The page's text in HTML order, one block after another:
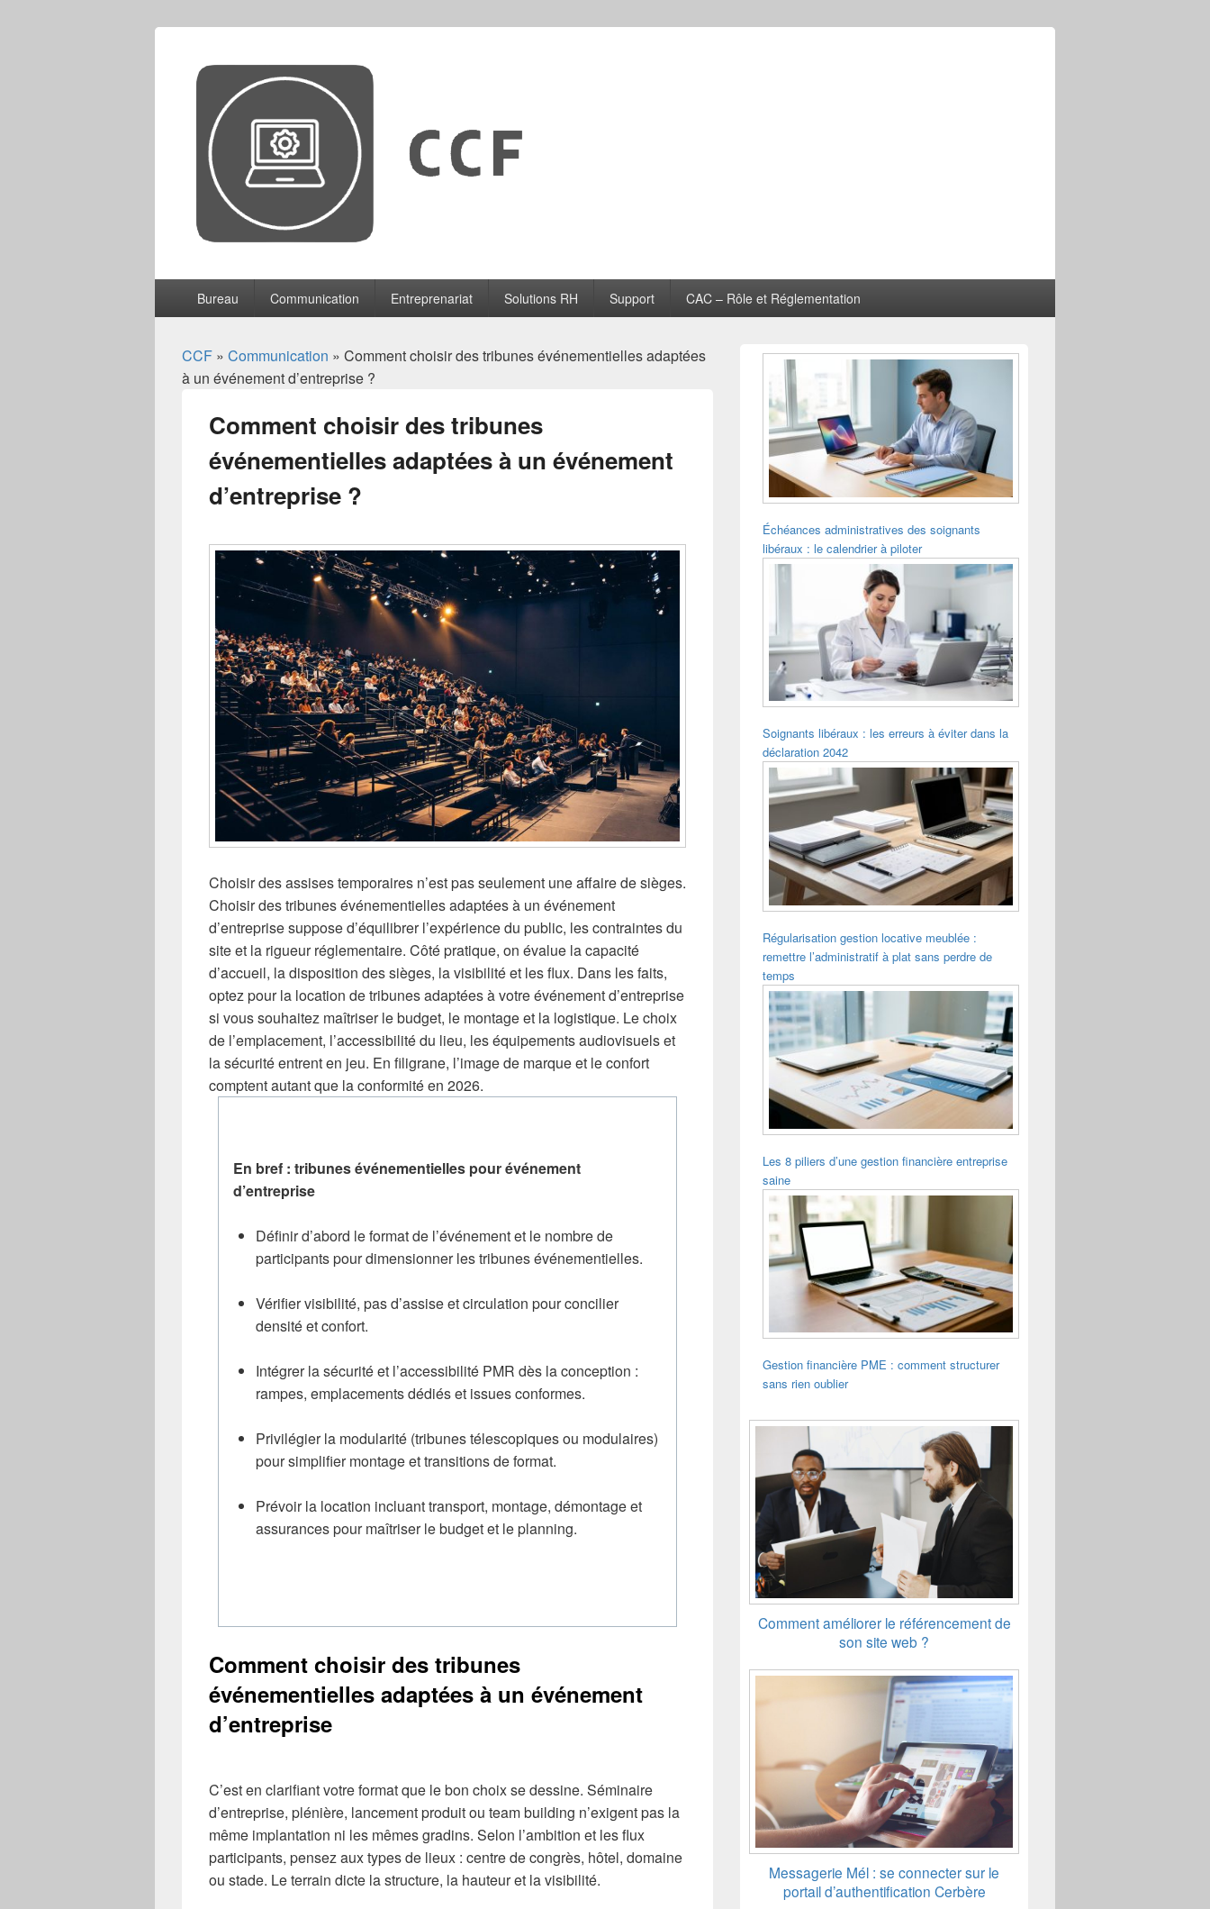
CCF
principalBureau Communication Entreprenariat Solutions RH Support CAC – Rôle et Réglementation
CCF » Communication » Comment choisir des tribunes événementielles adaptées
à un événement d’entreprise ?
Comment choisir des tribunes
événementielles adaptées à un événement
d’entreprise ?
Choisir des assises temporaires n’est pas seulement une affaire de sièges.
Choisir des tribunes événementielles adaptées à un événement
d’entreprise suppose d’équilibrer l’expérience du public, les contraintes du
site et la rigueur réglementaire. Côté pratique, on évalue la capacité
d’accueil, la disposition des sièges, la visibilité et les flux. Dans les faits,
optez pour la location de tribunes adaptées à votre événement d’entreprise
si vous souhaitez maîtriser le budget, le montage et la logistique. Le choix
de l’emplacement, l’accessibilité du lieu, les équipements audiovisuels et
la sécurité entrent en jeu. En filigrane, l’image de marque et le confort
comptent autant que la conformité en 2026.
En bref : tribunes événementielles pour événement
d’entreprise
Définir d’abord le format de l’événement et le nombre de
participants pour dimensionner les tribunes événementielles.
Vérifier visibilité, pas d’assise et circulation pour concilier
densité et confort.
Intégrer la sécurité et l’accessibilité PMR dès la conception :
rampes, emplacements dédiés et issues conformes.
Privilégier la modularité (tribunes télescopiques ou modulaires)
pour simplifier montage et transitions de format.
Prévoir la location incluant transport, montage, démontage et
assurances pour maîtriser le budget et le planning.
Comment choisir des tribunes
événementielles adaptées à un événement
d’entreprise
C’est en clarifiant votre format que le bon choix se dessine. Séminaire
d’entreprise, plénière, lancement produit ou team building n’exigent pas la
même implantation ni les mêmes gradins. Selon l’ambition et les flux
participants, pensez aux types de lieux : centre de congrès, hôtel, domaine
ou stade. Le terrain dicte la structure, la hauteur et la visibilité.
Zone
principale
widget
latérale
Échéances administratives des soignants
libéraux : le calendrier à piloter
Soignants libéraux : les erreurs à éviter dans la
déclaration 2042
Régularisation gestion locative meublée :
remettre l’administratif à plat sans perdre de
temps
Les 8 piliers d’une gestion financière entreprise
saine
Gestion financière PME : comment structurer
sans rien oublier
Comment améliorer le référencement de
son site web ?
Messagerie Mél : se connecter sur le
portail d’authentification Cerbère